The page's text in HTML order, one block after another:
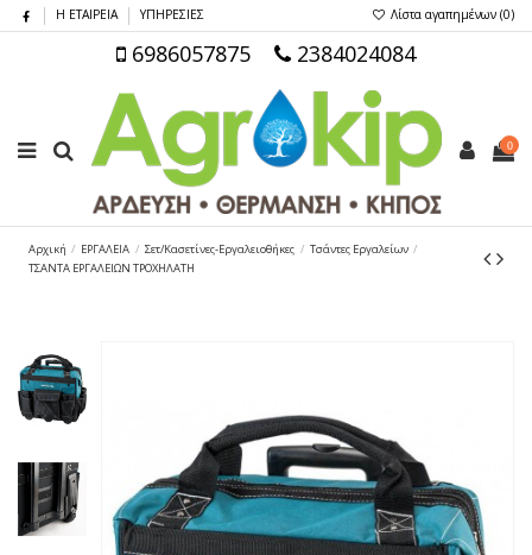
Η ΕΤΑΙΡΕΙΑ ΥΠΗΡΕΣΙΕΣ Λίστα αγαπημένων (0)
6986057875 2384024084
0
Αρχική ΕΡΓΑΛΕΙΑ Σετ/Κασετίνες-Εργαλειοθήκες
Τσάντες Εργαλείων
ΤΣΑΝΤΑ ΕΡΓΑΛΕΙΩΝ ΤΡΟΧΗΛΑΤΗ